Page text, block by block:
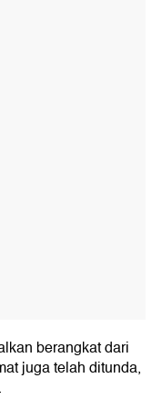
berangkat dari
juga telah ditunda,